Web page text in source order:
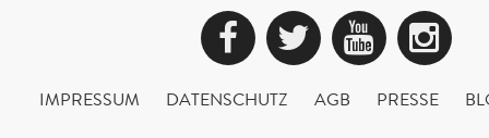
Facebook
Twitter
IMPRESSUM DATENSCHUTZ AGB PRESSE